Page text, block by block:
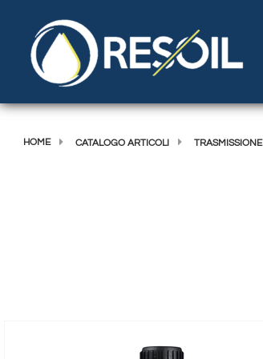
HOME CATALOGO ARTICOLI TRASMISSIONE